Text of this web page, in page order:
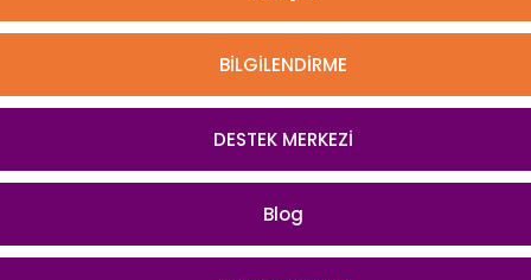
BİLGİLENDİRME
DESTEK MERKEZİ
Blog